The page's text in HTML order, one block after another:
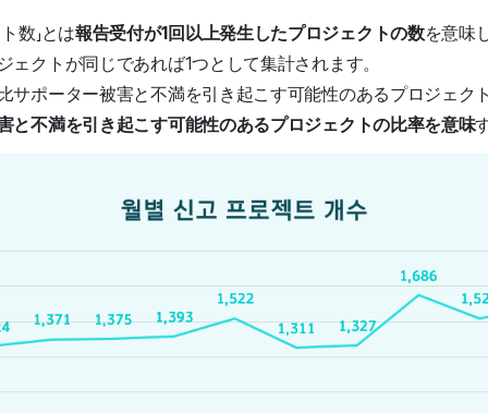
数」とは報告受付が1回以上発生したプロジェクトの数を意味
ェクトが同じであれば1つとして集計されます。
サポーター被害と不満を引き起こす可能性のあるプロジェク
と不満を引き起こす可能性のあるプロジェクトの比率を意味